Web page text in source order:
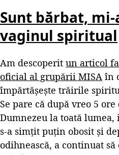
Sunt bărbat,
vaginul spiritual
Am descoperit un articol
oficial al grupării MISA în
împărtășește trăirile
Se pare că după vreo 5
Dumnezeu la toată
s-a simțit puțin obosit și
odihnească, a continuat să